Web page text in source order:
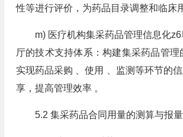
性等进行评价，为药品目录调整和临床
m) 医疗机构集采药品管理信息化
厅的技术支持体系：构建集采药品管理
实现药品采购 、使用 、监测等环节的
享，提高管理效率 。
5.2 集采药品合同用量的测算与报量